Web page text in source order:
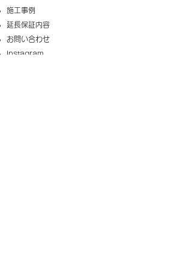
施工事例
延長保証内容
​お問い合わせ
Instagram